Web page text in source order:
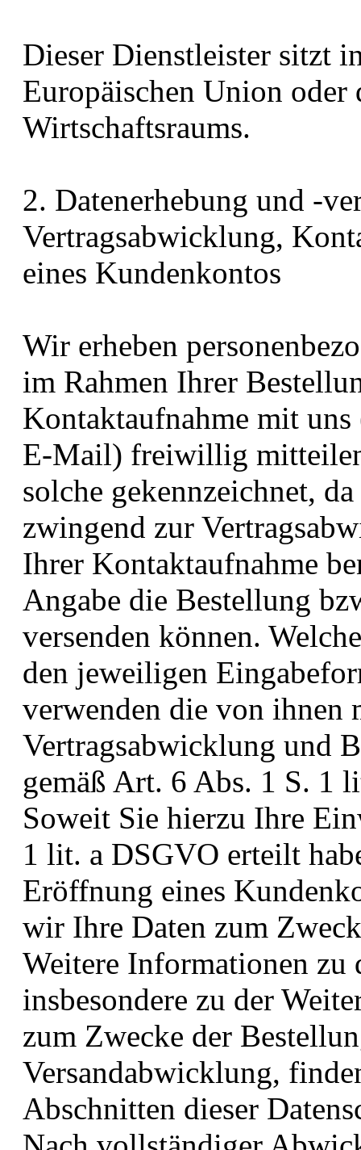
Dieser Dienstleister sitzt
Europäischen Union oder
Wirtschaftsraums.
2. Datenerhebung und -
Vertragsabwicklung,
eines Kundenkontos
Wir erheben
im Rahmen Ihrer
Kontaktaufnahme mit
E-Mail) freiwillig
solche gekennzeichnet,
zwingend zur
Ihrer Kontaktaufnahme
Angabe die Bestellung
versenden können.
den jeweiligen
verwenden die von ihnen
Vertragsabwicklung und
gemäß Art. 6 Abs. 1 S. 1
Soweit Sie hierzu Ihre
1 lit. a DSGVO erteilt
Eröffnung eines
wir Ihre Daten zum
Weitere Informationen zu
insbesondere zu der
zum Zwecke der
Versandabwicklung,
Abschnitten dieser